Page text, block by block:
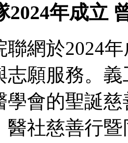
2024年成立
聯網於2024
志願服務。
學會的聖誕
醫社慈善行